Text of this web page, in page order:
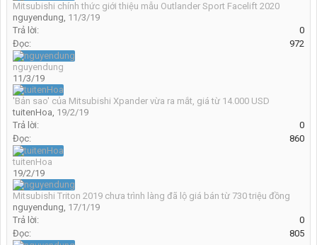
Mitsubishi chính thức giới thiệu mẫu Outlander Sport Facelift 2020
nguyendung, 11/3/19
Trả lời:
0
Đọc:
972
nguyendung
11/3/19
'Bản sao' của Mitsubishi Xpander vừa ra mắt, giá từ 14.000 USD
tuitenHoa, 19/2/19
Trả lời:
0
Đọc:
860
tuitenHoa
19/2/19
Mitsubishi Triton 2019 chưa trình làng đã lộ giá bán từ 730 triệu đồng
nguyendung, 17/1/19
Trả lời:
0
Đọc:
805